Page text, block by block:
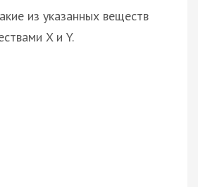
из указанных веществ
X и Y.